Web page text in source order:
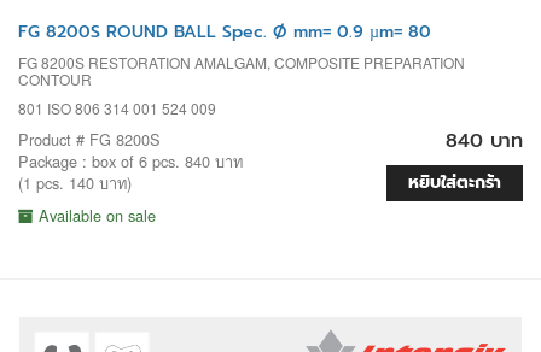
FG 8200S ROUND BALL Spec. Ø mm= 0.9 µm= 80
FG 8200S RESTORATION AMALGAM, COMPOSITE PREPARATION
CONTOUR
801 ISO 806 314 001 524 009
Product # FG 8200S
Package : box of 6 pcs. 840 บาท
(1 pcs. 140 บาท)
Available on sale
840 บาท
หยิบใส่ตะกร้า